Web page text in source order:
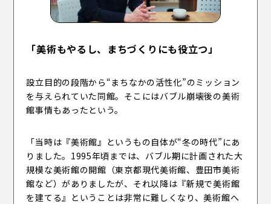
「美術もやるし、まちづくりにも役立つ」
設立目的の段階から“まちなかの活性化”のミッション
を与えられていた同館。そこにはバブル崩壊後の美術
館事情もあったという。
「当時は『美術館』というもの自体が“冬の時代”にあ
りました。1995年頃までは、バブル期に計画された大
規模な美術館の開館（東京都現代美術館、豊田市美術
館など）がありましたが、それ以降は『新規で美術館
を建てる』ということは非常に難しくなり、美術館へ